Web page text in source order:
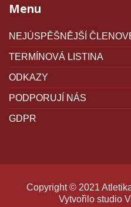
Menu
NEJÚSPĚŠNĚJŠÍ
TERMÍNOVÁ LISTINA
ODKAZY
PODPORUJÍ NÁS
GDPR
Copyright © 2021
Vytvořilo studio